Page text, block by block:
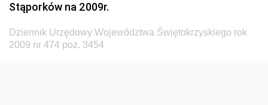
Społecznej
Dziennik Urzędowy Ministerstwa Rolnictwa, Leśnictwa
i Gospodarki Żywnościowej
Stąporków na 2009r.
Dziennik Urzędowy Województwa Świętokrzyskiego rok
2009 nr 474 poz. 3454